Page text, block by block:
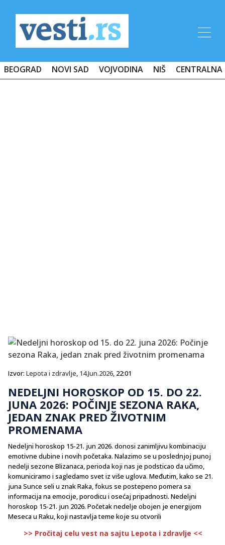
BEOGRAD NOVI SAD VOJVODINA NIŠ CENTRALNA
Izvor: Lepota i zdravlje, 14.Jun.2026, 22:01
NEDELJNI HOROSKOP OD 15. DO 22.
JUNA 2026: POČINJE SEZONA RAKA,
JEDAN ZNAK PRED ŽIVOTNIM
PROMENAMA
Nedeljni horoskop 15-21. jun 2026. donosi zanimljivu kombinaciju
emotivne dubine i novih početaka. Nalazimo se u poslednjoj punoj
nedelji sezone Blizanaca, perioda koji nas je podsticao da učimo,
komuniciramo i sagledamo svet iz više uglova. Međutim, kako se 21.
juna Sunce seli u znak Raka, fokus se postepeno pomera sa
informacija na emocije, porodicu i osećaj pripadnosti. Nedeljni
horoskop 15-21. jun 2026. Početak nedelje obojen je energijom
Meseca u Raku, koji nastavlja teme koje su otvorili
>> Pročitaj celu vest na sajtu Lepota i zdravlje <<